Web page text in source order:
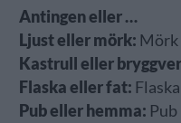
Antingen eller …
Ljust eller mörk: Mörk
Kastrull eller
Flaska eller fat: Flaska
Pub eller hemma: Pub